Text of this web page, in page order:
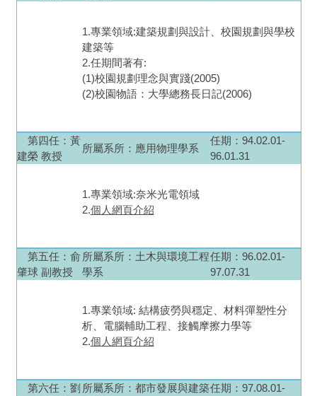
1.專業領域:建築規劃與設計、校園規劃與學校
建築等
2.任期間著有:
(1)校園規劃理念與實踐(2005)
(2)校園物語：大學總務長日記(2006)
第四任：黃
建榮 教授
所屬系所： 應用物理學系
任期：94.02.01-
96.01.31
1.專業領域:奈米光電領域
2.個人網頁介紹
第五任：俞
肇球 副教授
所屬系所： 土木與環境工程
學系
任期：96.02.01-
97.07.31
1.專業領域: 結構疲勞與穩定、材料彈塑性分
析、電腦輔助工程、接觸摩擦力學等
2.個人網頁介紹
第六任：劉 所屬系所： 都市發展與建築任期：97.08.01-